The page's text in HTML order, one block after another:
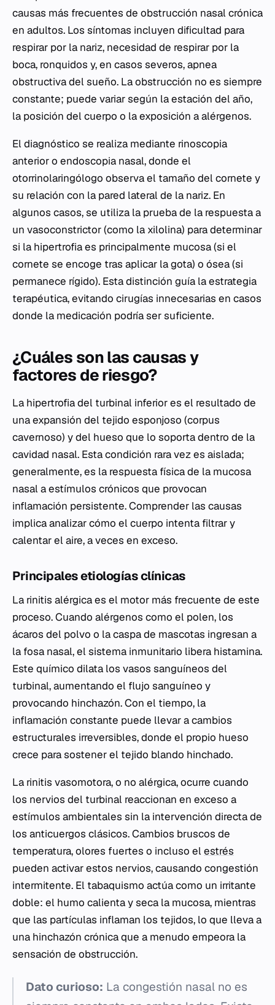
causas más frecuentes de obstrucción nasal crónica
en adultos. Los síntomas incluyen dificultad para
respirar por la nariz, necesidad de respirar por la
boca, ronquidos y, en casos severos, apnea
obstructiva del sueño. La obstrucción no es siempre
constante; puede variar según la estación del año,
la posición del cuerpo o la exposición a alérgenos.
El diagnóstico se realiza mediante rinoscopia
anterior o endoscopia nasal, donde el
otorrinolaringólogo observa el tamaño del cornete y
su relación con la pared lateral de la nariz. En
algunos casos, se utiliza la prueba de la respuesta a
un vasoconstrictor (como la xilolina) para determinar
si la hipertrofia es principalmente mucosa (si el
cornete se encoge tras aplicar la gota) o ósea (si
permanece rígido). Esta distinción guía la estrategia
terapéutica, evitando cirugías innecesarias en casos
donde la medicación podría ser suficiente.
¿Cuáles son las causas y
factores de riesgo?
La hipertrofia del turbinal inferior es el resultado de
una expansión del tejido esponjoso (corpus
cavernoso) y del hueso que lo soporta dentro de la
cavidad nasal. Esta condición rara vez es aislada;
generalmente, es la respuesta física de la mucosa
nasal a estímulos crónicos que provocan
inflamación persistente. Comprender las causas
implica analizar cómo el cuerpo intenta filtrar y
calentar el aire, a veces en exceso.
Principales etiologías clínicas
La rinitis alérgica es el motor más frecuente de este
proceso. Cuando alérgenos como el polen, los
ácaros del polvo o la caspa de mascotas ingresan a
la fosa nasal, el sistema inmunitario libera histamina.
Este químico dilata los vasos sanguíneos del
turbinal, aumentando el flujo sanguíneo y
provocando hinchazón. Con el tiempo, la
inflamación constante puede llevar a cambios
estructurales irreversibles, donde el propio hueso
crece para sostener el tejido blando hinchado.
La rinitis vasomotora, o no alérgica, ocurre cuando
los nervios del turbinal reaccionan en exceso a
estímulos ambientales sin la intervención directa de
los anticuergos clásicos. Cambios bruscos de
temperatura, olores fuertes o incluso elestrés
pueden activar estos nervios, causando congestión
intermitente. El tabaquismo actúa como un irritante
doble: el humo calienta y seca la mucosa, mientras
que las partículas inflaman los tejidos, lo que lleva a
una hinchazón crónica que a menudo empeora la
sensación de obstrucción.
Dato curioso: La congestión nasal no es